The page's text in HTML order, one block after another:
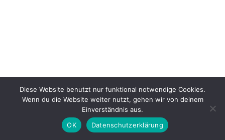
Diese Website benutzt nur funktional notwendige Cookies.
Wenn du die Website weiter nutzt, gehen wir von deinem
Einverständnis aus.
OK
Datenschutzerklärung